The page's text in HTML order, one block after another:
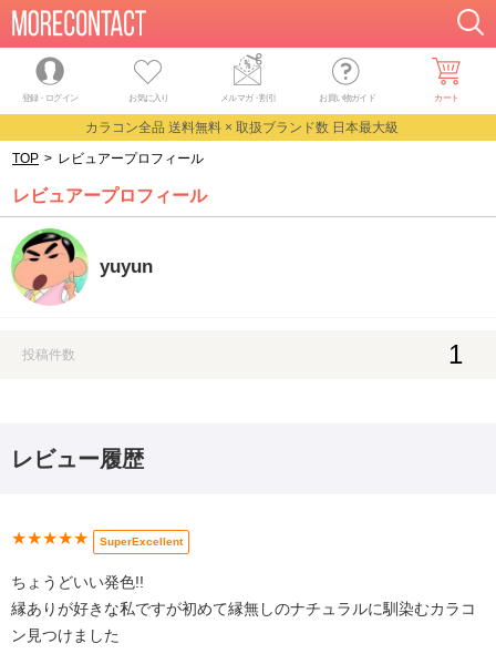
登録・ログイン お気に入り メルマガ・割引 お買い物ガイド カート
カラコン全品 送料無料 × 取扱ブランド数 日本最大級
TOP > レビュアープロフィール
レビュアープロフィール
yuyun
投稿件数 1
レビュー履歴
★★★★★ SuperExcellent
ちょうどいい発色!!
縁ありが好きな私ですが初めて縁無しのナチュラルに馴染むカラコ
ン見つけました